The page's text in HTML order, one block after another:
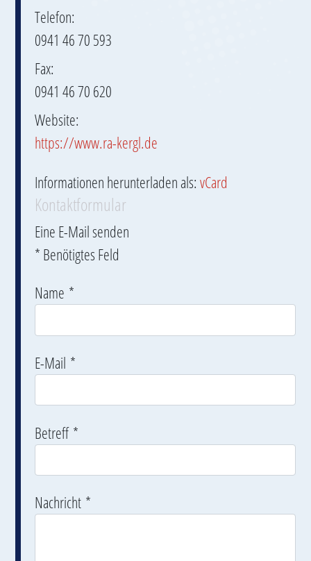
Telefon:
0941 46 70 593
Fax:
0941 46 70 620
Website:
https://www.ra-kergl.de
Informationen herunterladen als:vCard
Kontaktformular
Eine E-Mail senden
*Benötigtes Feld
Name *
E-Mail *
Betreff*
Nachricht *